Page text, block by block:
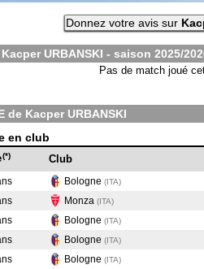
Donnez votre avis sur
URBANSKI - saison 2025/
Pas de match joué
de Kacper URBANSKI
en club
(*) Club
Bologne (ITA)
Monza (ITA)
Bologne (ITA)
Bologne (ITA)
Bologne (ITA)